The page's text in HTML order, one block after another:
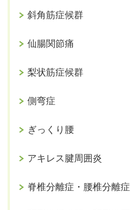
斜角筋症候群
仙腸関節痛
梨状筋症候群
側弯症
ぎっくり腰
アキレス腱周囲炎
脊椎分離症・腰椎分離症